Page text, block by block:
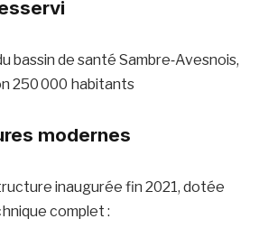
bassin de santé Sambre‑Avesnois,
250 000 habitants
modernes
inaugurée fin 2021, dotée
complet :